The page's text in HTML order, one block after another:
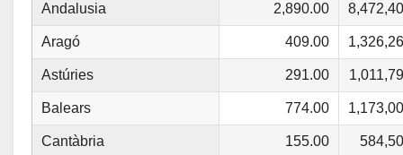
Andalusia 2,890.00
Aragó 409.00
Astúries 291.00
Balears 774.00
Cantàbria 155.00